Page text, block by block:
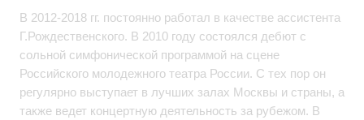
В 2012-2018 гг. постоянно работал в качестве ассистента
Г.Рождественского. В 2010 году состоялся дебют с
сольной симфонической программой на сцене
Российского молодежного театра России. С тех пор он
регулярно выступает в лучших залах Москвы и страны, а
также ведет концертную деятельность за рубежом. В